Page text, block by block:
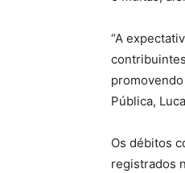
“A
Pública,
Os débitos
registrados